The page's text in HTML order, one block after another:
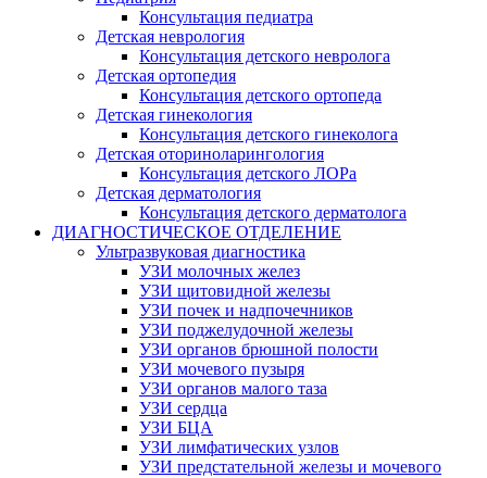
Консультация педиатра
Детская неврология
Консультация детского невролога
Детская ортопедия
Консультация детского ортопеда
Детская гинекология
Консультация детского гинеколога
Детская оториноларингология
Консультация детского ЛОРа
Детская дерматология
Консультация детского дерматолога
ДИАГНОСТИЧЕСКОЕ ОТДЕЛЕНИЕ
Ультразвуковая диагностика
УЗИ молочных желез
УЗИ щитовидной железы
УЗИ почек и надпочечников
УЗИ поджелудочной железы
УЗИ органов брюшной полости
УЗИ мочевого пузыря
УЗИ органов малого таза
УЗИ сердца
УЗИ БЦА
УЗИ лимфатических узлов
УЗИ предстательной железы и мочевого